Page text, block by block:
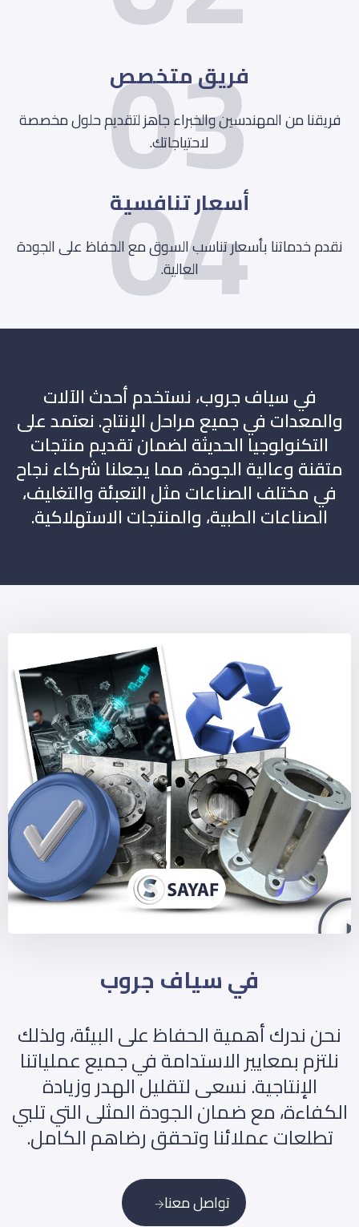
03
فريق متخصص
فريقنا من المهندسين والخبراء جاهز لتقديم حلول مخصصة
لاحتياجاتك.
04
أسعار تنافسية
نقدم خدماتنا بأسعار تناسب السوق مع الحفاظ على الجودة
العالية.
في سياف جروب، نستخدم أحدث الآلات
والمعدات في جميع مراحل الإنتاج. نعتمد على
التكنولوجيا الحديثة لضمان تقديم منتجات
متقنة وعالية الجودة، مما يجعلنا شركاء نجاح
في مختلف الصناعات مثل التعبئة والتغليف،
الصناعات الطبية، والمنتجات الاستهلاكية.
في سياف جروب
نحن ندرك أهمية الحفاظ على البيئة، ولذلك
نلتزم بمعايير الاستدامة في جميع عملياتنا
الإنتاجية. نسعى لتقليل الهدر وزيادة
الكفاءة، مع ضمان الجودة المثلى التي تلبي
تطلعات عملائنا وتحقق رضاهم الكامل.
تواصل معنا